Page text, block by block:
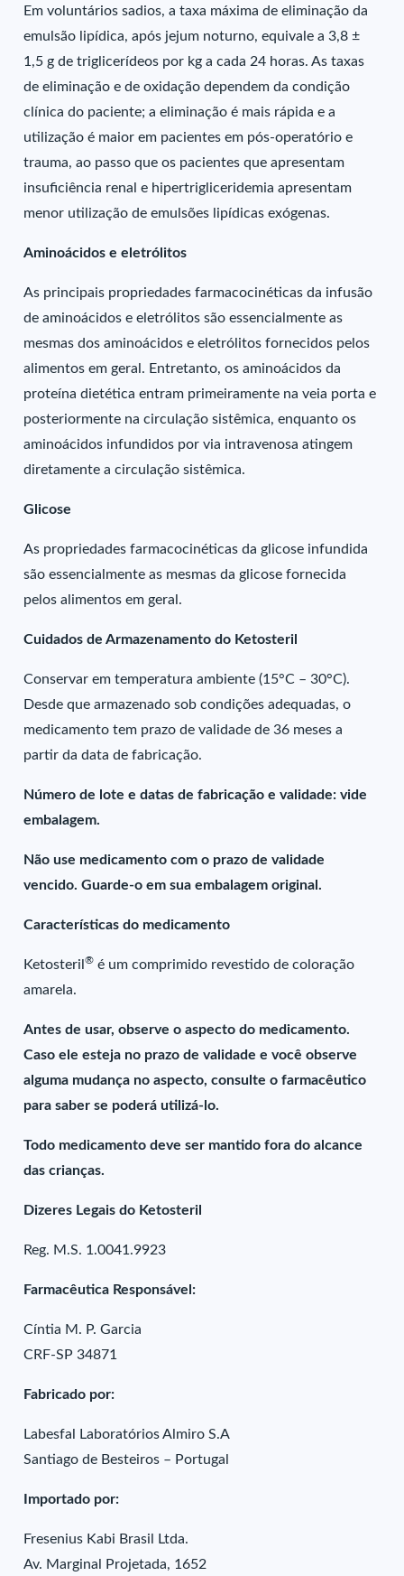
Em voluntários sadios, a taxa máxima de eliminação da
emulsão lipídica, após jejum noturno, equivale a 3,8 ±
1,5 g de triglicerídeos por kg a cada 24 horas. As taxas
de eliminação e de oxidação dependem da condição
clínica do paciente; a eliminação é mais rápida e a
utilização é maior em pacientes em pós-operatório e
trauma, ao passo que os pacientes que apresentam
insuficiência renal e hipertrigliceridemia apresentam
menor utilização de emulsões lipídicas exógenas.
Aminoácidos e eletrólitos
As principais propriedades farmacocinéticas da infusão
de aminoácidos e eletrólitos são essencialmente as
mesmas dos aminoácidos e eletrólitos fornecidos pelos
alimentos em geral. Entretanto, os aminoácidos da
proteína dietética entram primeiramente na veia porta e
posteriormente na circulação sistêmica, enquanto os
aminoácidos infundidos por via intravenosa atingem
diretamente a circulação sistêmica.
Glicose
As propriedades farmacocinéticas da glicose infundida
são essencialmente as mesmas da glicose fornecida
pelos alimentos em geral.
Cuidados de Armazenamento do Ketosteril
Conservar em temperatura ambiente (15°C – 30°C).
Desde que armazenado sob condições adequadas, o
medicamento tem prazo de validade de 36 meses a
partir da data de fabricação.
Número de lote e datas de fabricação e validade: vide
embalagem.
Não use medicamento com o prazo de validade
vencido. Guarde-o em sua embalagem original.
Características do medicamento
Ketosteril® é um comprimido revestido de coloração
amarela.
Antes de usar, observe o aspecto do medicamento.
Caso ele esteja no prazo de validade e você observe
alguma mudança no aspecto, consulte o farmacêutico
para saber se poderá utilizá-lo.
Todo medicamento deve ser mantido fora do alcance
das crianças.
Dizeres Legais do Ketosteril
Reg. M.S. 1.0041.9923
Farmacêutica Responsável:
Cíntia M. P. Garcia
CRF-SP 34871
Fabricado por:
Labesfal Laboratórios Almiro S.A
Santiago de Besteiros – Portugal
Importado por:
Fresenius Kabi Brasil Ltda.
Av. Marginal Projetada, 1652